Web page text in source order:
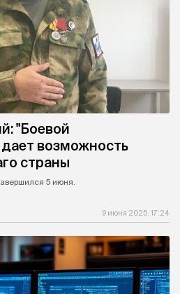
"Боевой
возможность
страны
5 июня.
9 июня 2025, 17:24